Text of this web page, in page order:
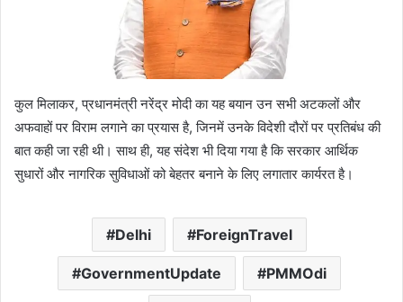
कुल मिलाकर, प्रधानमंत्री नरेंद्र मोदी का यह बयान उन सभी अटकलों और
अफवाहों पर विराम लगाने का प्रयास है, जिनमें उनके विदेशी दौरों पर प्रतिबंध की
बात कही जा रही थी। साथ ही, यह संदेश भी दिया गया है कि सरकार आर्थिक
सुधारों और नागरिक सुविधाओं को बेहतर बनाने के लिए लगातार कार्यरत है।
Delhi ForeignTravel
GovernmentUpdate PMMOdi